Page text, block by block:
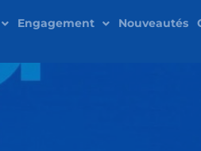
Engagement Nouveautés